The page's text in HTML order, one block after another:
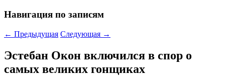
Навигация по записям
← Предыдущая Следующая →
Эстебан Окон включился в спор о
самых великих гонщиках